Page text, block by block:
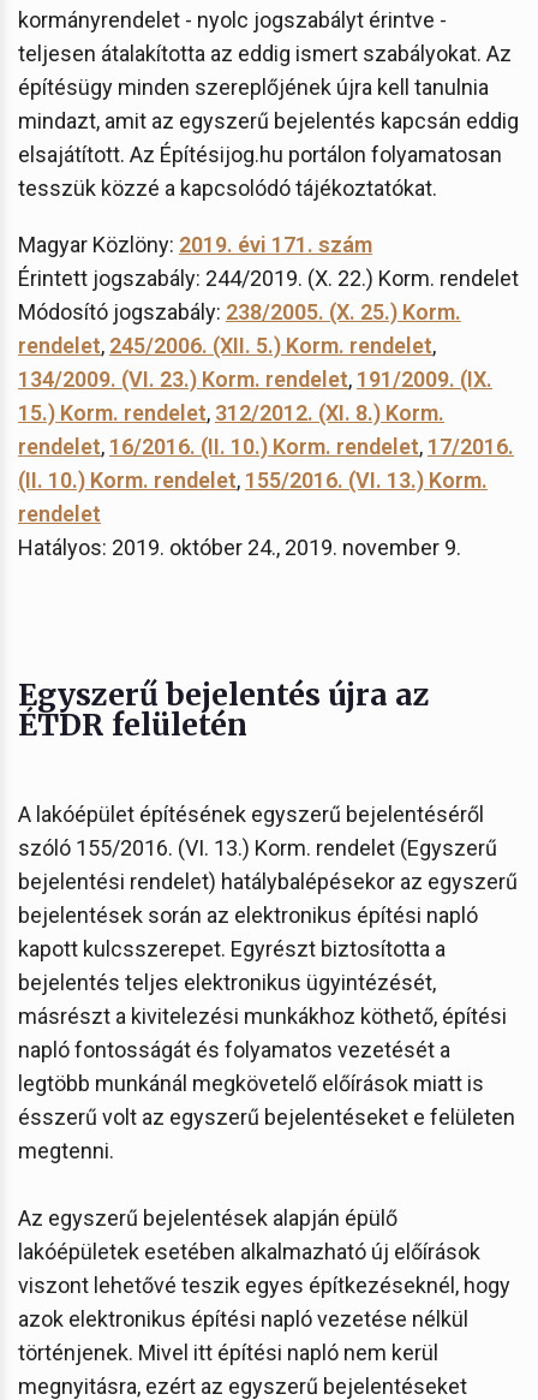
kormányrendelet - nyolc jogszabályt érintve -
teljesen átalakította az eddig ismert szabályokat. Az
építésügy minden szereplőjének újra kell tanulnia
mindazt, amit az egyszerű bejelentés kapcsán eddig
elsajátított. Az Építésijog.hu portálon folyamatosan
tesszük közzé a kapcsolódó tájékoztatókat.
Magyar Közlöny: 2019. évi 171. szám
Érintett jogszabály: 244/2019. (X. 22.) Korm. rendelet
Módosító jogszabály: 238/2005. (X. 25.) Korm.
rendelet, 245/2006. (XII. 5.) Korm. rendelet,
134/2009. (VI. 23.) Korm. rendelet, 191/2009. (IX.
15.) Korm. rendelet, 312/2012. (XI. 8.) Korm.
rendelet, 16/2016. (II. 10.) Korm. rendelet, 17/2016.
(II. 10.) Korm. rendelet, 155/2016. (VI. 13.) Korm.
rendelet
Hatályos: 2019. október 24., 2019. november 9.
Egyszerű bejelentés újra az
ÉTDR felületén
A lakóépület építésének egyszerű bejelentéséről
szóló 155/2016. (VI. 13.) Korm. rendelet (Egyszerű
bejelentési rendelet) hatálybalépésekor az egyszerű
bejelentések során az elektronikus építési napló
kapott kulcsszerepet. Egyrészt biztosította a
bejelentés teljes elektronikus ügyintézését,
másrészt a kivitelezési munkákhoz köthető, építési
napló fontosságát és folyamatos vezetését a
legtöbb munkánál megkövetelő előírások miatt is
ésszerű volt az egyszerű bejelentéseket e felületen
megtenni.
Az egyszerű bejelentések alapján épülő
lakóépületek esetében alkalmazható új előírások
viszont lehetővé teszik egyes építkezéseknél, hogy
azok elektronikus építési napló vezetése nélkül
történjenek. Mivel itt építési napló nem kerül
megnyitásra, ezért az egyszerű bejelentéseket